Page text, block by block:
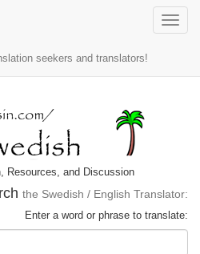
Toggle
seekers and translators!
Resources, and Discussion
the Swedish / English Translator:
Enter a word or phrase to translate: